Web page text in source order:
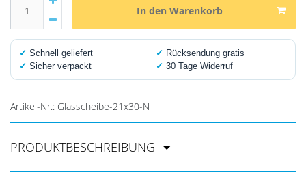
In den Warenkorb
✓ Schnell geliefert ✓ Rücksendung gratis
✓ Sicher verpackt ✓ 30 Tage Widerruf
Artikel-Nr.: Glasscheibe-21x30-N
PRODUKTBESCHREIBUNG